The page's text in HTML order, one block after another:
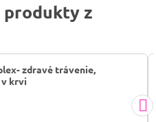
produkty z
zdravé trávenie,
v krvi